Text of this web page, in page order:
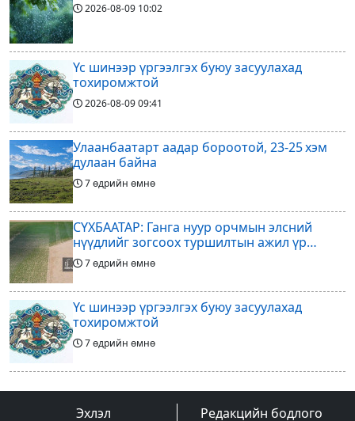
2026-08-09 10:02
Үс шинээр үргээлгэх буюу засуулахад
тохиромжтой
2026-08-0909:41
Улаанбаатарт аадар бороотой, 23-25 хэм
дулаан байна
7 өдрийн өмнө
СҮХБААТАР: Ганга нуур орчмын элсний
нүүдлийг зогсоох туршилтын ажил үр
дүнгээ өгч эхэлжээ
7 өдрийн өмнө
Үс шинээр үргээлгэх буюу засуулахад
тохиромжтой
7 өдрийн өмнө
Арилжааны төслөө зогсоож байгаагаа
Ж.Инфантино мэдэгдэв
Эхлэл Редакцийн бодлого